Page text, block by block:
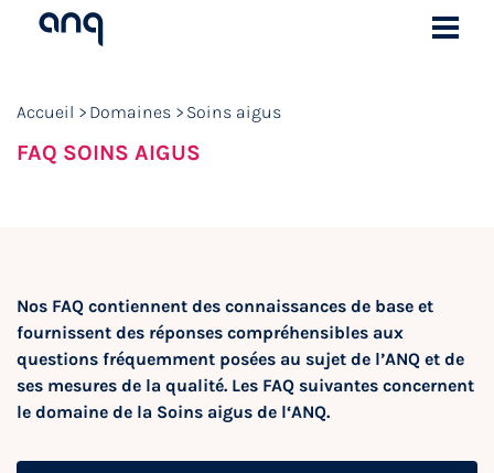
Accueil Domaines Soins aigus
FAQ SOINS AIGUS
Nos FAQ contiennent des connaissances de base et
fournissent des réponses compréhensibles aux
questions fréquemment posées au sujet de l’ANQ et de
ses mesures de la qualité. Les FAQ suivantes concernent
le domaine de la Soins aigus de l‘ANQ.